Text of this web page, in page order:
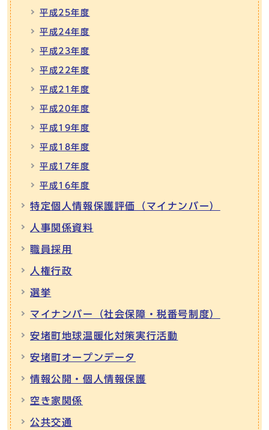
平成25年度
平成24年度
平成23年度
平成22年度
平成21年度
平成20年度
平成19年度
平成18年度
平成17年度
平成16年度
特定個人情報保護評価（マイナンバー）
人事関係資料
職員採用
人権行政
選挙
マイナンバー（社会保障・税番号制度）
安堵町地球温暖化対策実行活動
安堵町オープンデータ
情報公開・個人情報保護
空き家関係
公共交通